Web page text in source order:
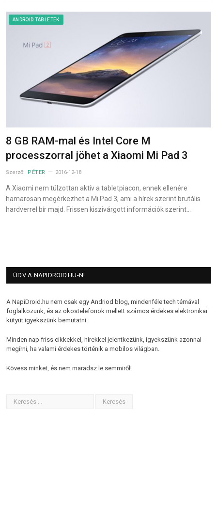
ANDROID TABLETEK
8 GB RAM-mal és Intel Core M
processzorral jöhet a Xiaomi Mi Pad 3
Szerző: PÉTER 2016-12-18
A Xiaomi nem túlzottan aktív a tabletpiacon, ennek ellenére
hamarosan megérkezhet a Mi Pad 3, ami a hírek szerint brutális
hardverrel bír majd. Frissen kiszivárgott információk szerint…
ÜDV A NAPIDROID.HU-N!
A NapiDroid.hu nem csak egy Andriod blog, mindenféle tech témával
foglalkozunk, és az okostelefonok mellett számos érdekes elektronikai
kütyüt igyekszünk bemutatni.
Minden nap friss cikkekkel, hírekkel jelentkezünk, igyekszünk azonnal
megírni, ha valami érdekes történik a mobilos világban.
Kövess minket, és nem maradsz le semmiről!